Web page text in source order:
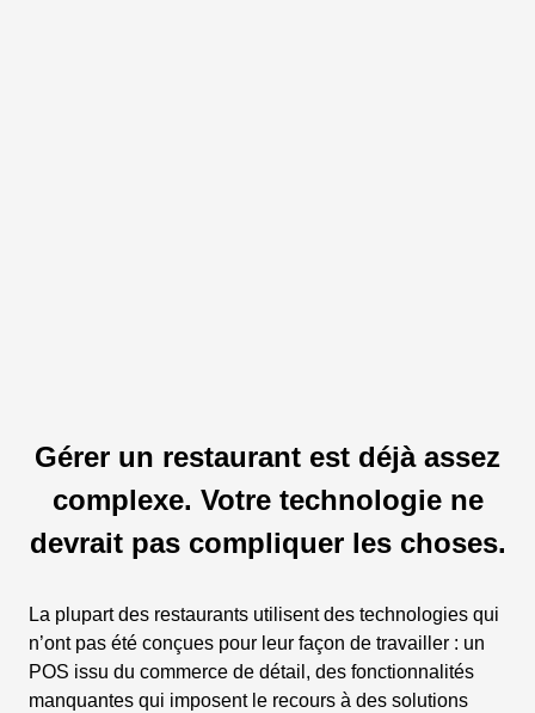
Gérer un restaurant est déjà assez
complexe. Votre technologie ne
devrait pas compliquer les choses.
La plupart des restaurants utilisent des technologies qui
n’ont pas été conçues pour leur façon de travailler : un
POS issu du commerce de détail, des fonctionnalités
manquantes qui imposent le recours à des solutions